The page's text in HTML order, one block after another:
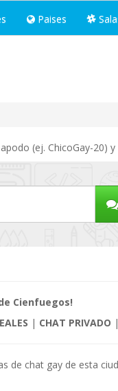
Paises
(ej. ChicoGay-20) y
Cienfuegos!
| CHAT PRIVADO |
de chat gay de esta